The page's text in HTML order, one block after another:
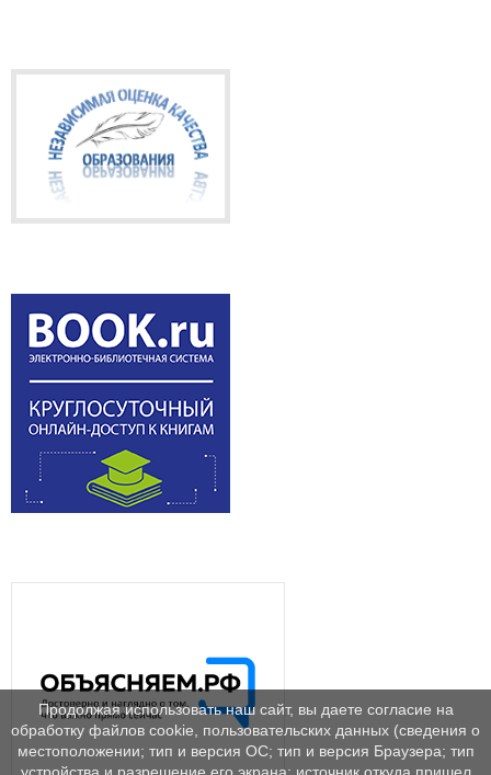
Продолжая использовать наш сайт, вы даете согласие на
обработку файлов cookie, пользовательских данных (сведения о
местоположении; тип и версия ОС; тип и версия Браузера; тип